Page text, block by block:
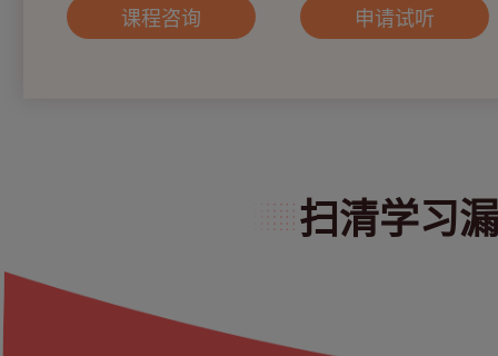
课程咨询 申请试听
扫清学习